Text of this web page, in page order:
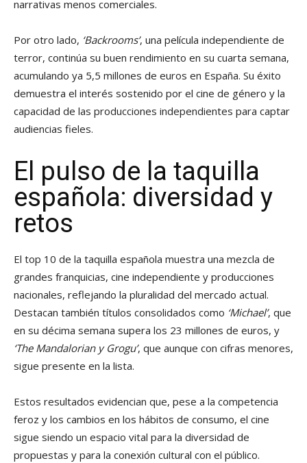
narrativas menos comerciales.
Por otro lado, ‘Backrooms’, una película independiente de
terror, continúa su buen rendimiento en su cuarta semana,
acumulando ya 5,5 millones de euros en España. Su éxito
demuestra el interés sostenido por el cine de género y la
capacidad de las producciones independientes para captar
audiencias fieles.
El pulso de la taquilla
española: diversidad y
retos
El top 10 de la taquilla española muestra una mezcla de
grandes franquicias, cine independiente y producciones
nacionales, reflejando la pluralidad del mercado actual.
Destacan también títulos consolidados como ‘Michael’, que
en su décima semana supera los 23 millones de euros, y
‘The Mandalorian y Grogu’, que aunque con cifras menores,
sigue presente en la lista.
Estos resultados evidencian que, pese a la competencia
feroz y los cambios en los hábitos de consumo, el cine
sigue siendo un espacio vital para la diversidad de
propuestas y para la conexión cultural con el público.